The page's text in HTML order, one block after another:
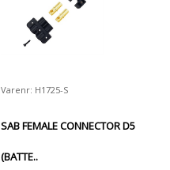
Varenr: H1725-S
SAB FEMALE CONNECTOR D5
(BATTE..